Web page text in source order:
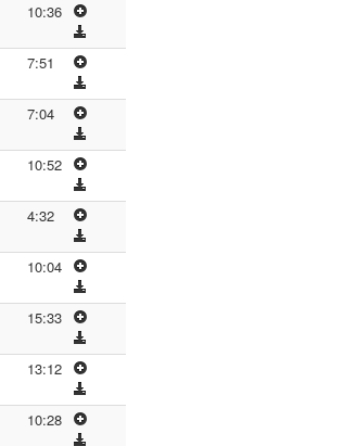
10:36
7:51
7:04
10:52
4:32
10:04
15:33
13:12
10:28